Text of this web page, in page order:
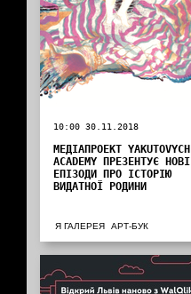
10:00 30.11.2018
МЕДІАПРОЕКТ YAKUTOVYCH
ACADEMY ПРЕЗЕНТУЄ НОВІ
ЕПІЗОДИ ПРО ІСТОРІЮ
ВИДАТНОЇ РОДИНИ
Я ГАЛЕРЕЯ АРТ-БУК